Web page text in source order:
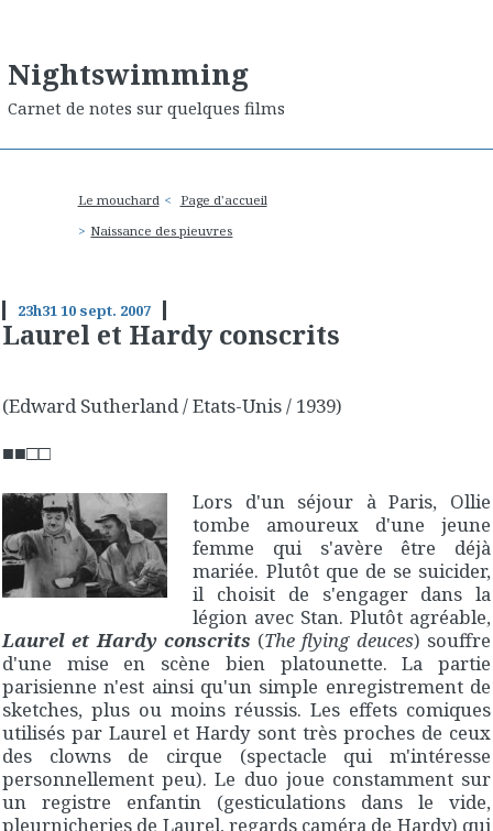
Nightswimming
Carnet de notes sur quelques films
Le mouchard
Page d'accueil
Naissance des pieuvres
23h3110 sept. 2007
Laurel et Hardy conscrits
(Edward Sutherland / Etats-Unis / 1939)
■■□□
Lors d'un séjour à Paris, Ollie
tombe amoureux d'une jeune
femme qui s'avère être déjà
mariée. Plutôt que de se suicider,
il choisit de s'engager dans la
légion avec Stan. Plutôt agréable,
Laurel et Hardy conscrits (The flying deuces) souffre
d'une mise en scène bien platounette. La partie
parisienne n'est ainsi qu'un simple enregistrement de
sketches, plus ou moins réussis. Les effets comiques
utilisés par Laurel et Hardy sont très proches de ceux
des clowns de cirque (spectacle qui m'intéresse
personnellement peu). Le duo joue constamment sur
un registre enfantin (gesticulations dans le vide,
pleurnicheries de Laurel, regards caméra de Hardy) qui